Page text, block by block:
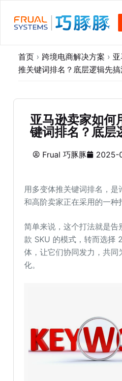
过
首页 › 跨境电商解决方案 ›
推关键词排名？底层逻辑先
亚马逊卖家如何
键词排名？底层
Frual 巧豚豚 2025-
用多变体推关键词排名，
和高阶卖家正在采用的一种
简单来说，这个打法就是告
款 SKU 的模式，转而选择
体，让它们协同发力，共同
化。